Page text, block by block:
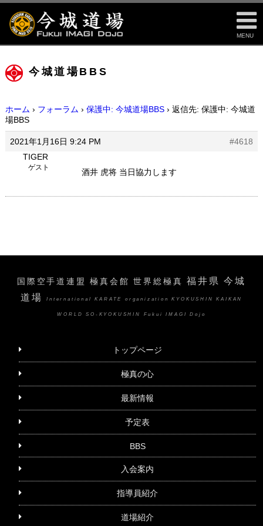
MENU
今城道場BBS
ホーム › フォーラム › 保護中: 今城道場BBS › 返信先: 保護中: 今城道
場BBS
2021年1月16日 9:24 PM
#4618
TIGER
ゲスト 酒井 虎将 当日協力します
国際空手道連盟 極真会館 世界総極真福井県 今城
道場
International KARATE organization KYOKUSHIN KAIKAN
WORLD SO-KYOKUSHIN Fukui IMAGI Dojo
トップページ
極真の心
最新情報
予定表
BBS
入会案内
指導員紹介
道場紹介